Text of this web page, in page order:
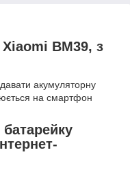
BM39, з
акумуляторну
на смартфон